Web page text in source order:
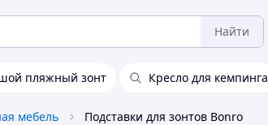
Найти
пляжный зонт Кресло для кемпинга
мебель Подставки для зонтов Bonro